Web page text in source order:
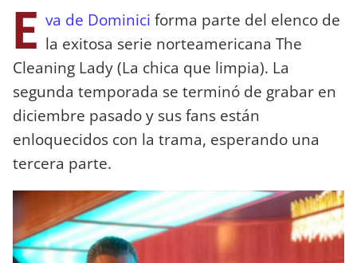
E va de Dominici forma parte del elenco de
la exitosa serie norteamericana The
Cleaning Lady (La chica que limpia). La
segunda temporada se terminó de grabar en
diciembre pasado y sus fans están
enloquecidos con la trama, esperando una
tercera parte.